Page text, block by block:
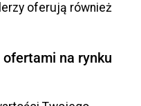
oferują również
na rynku